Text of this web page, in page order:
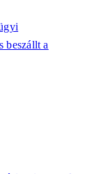
beszállt a